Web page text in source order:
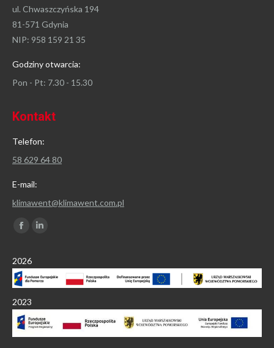
ul. Chwaszczyńska 194
81-571 Gdynia
NIP: 958 159 21 35
Godziny otwarcia:
Pon - Pt: 7.30 - 15.30
Kontakt
Telefon:
58 629 64 80
E-mail:
klimawent@klimawent.com.pl
Znajdź nas na:
Facebook
opens
in
window
in
window
2026
2023